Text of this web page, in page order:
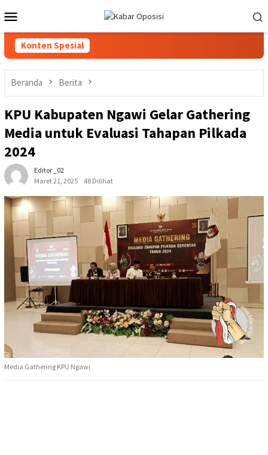
ke
kontenMobile
Konten Spesial
Beranda Berita
KPU Kabupaten Ngawi Gelar Gathering
Media untuk Evaluasi Tahapan Pilkada
2024
Editor _02
Maret 21, 2025
48 Dilihat
Media Gathering KPU Ngawi